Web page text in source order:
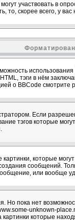
участвовать в
то, скорее всего, у
тэги в нём
о BBCode смотрите
Если
тэгов которые
которые
сообщений.
или вообще
Но пока нет
unknown-
которые